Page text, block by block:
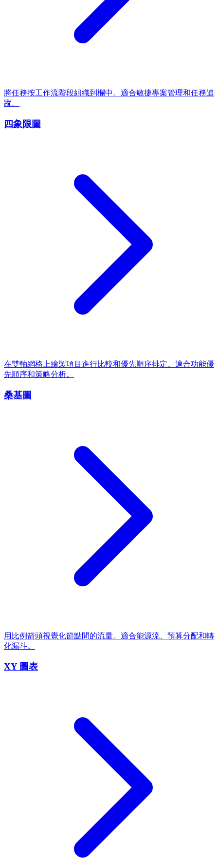
將任務按工作流階段組織到欄中。適合敏捷專案管理和任務追
蹤。
四象限圖
在雙軸網格上繪製項目進行比較和優先順序排定。適合功能優
先順序和策略分析。
桑基圖
用比例箭頭視覺化節點間的流量。適合能源流、預算分配和轉
化漏斗。
XY 圖表